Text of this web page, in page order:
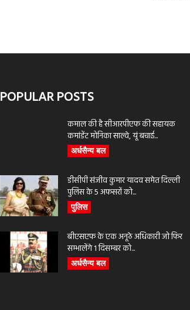
POPULAR POSTS
कमाल की है सीआरपीएफ की सहायक
कमांडेंट मोनिका साल्वे, यूं बचाई...
अर्धसैन्य बल
डीसीपी संजीव कुमार यादव समेत दिल्ली
पुलिस के 5 अफसरों को...
पुलिस
बीएसएफ के एक अनूठे अधिकारी जो फिर
सम्भालेंगे 1 दिसम्बर को...
अर्धसैन्य बल